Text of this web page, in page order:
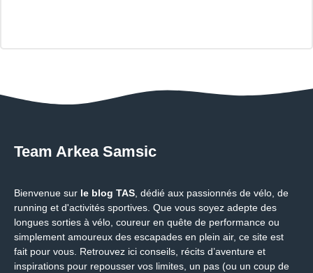
Team Arkea Samsic
Bienvenue sur le blog TAS , dédié aux passionnés de vélo, de
running et d'activités sportives. Que vous soyez adepte des
longues sorties à vélo, coureur en quête de performance ou
simplement amoureux des escapades en plein air, ce site est
fait pour vous. Retrouvez ici conseils, récits d’aventure et
inspirations pour repousser vos limites, un pas (ou un coup de